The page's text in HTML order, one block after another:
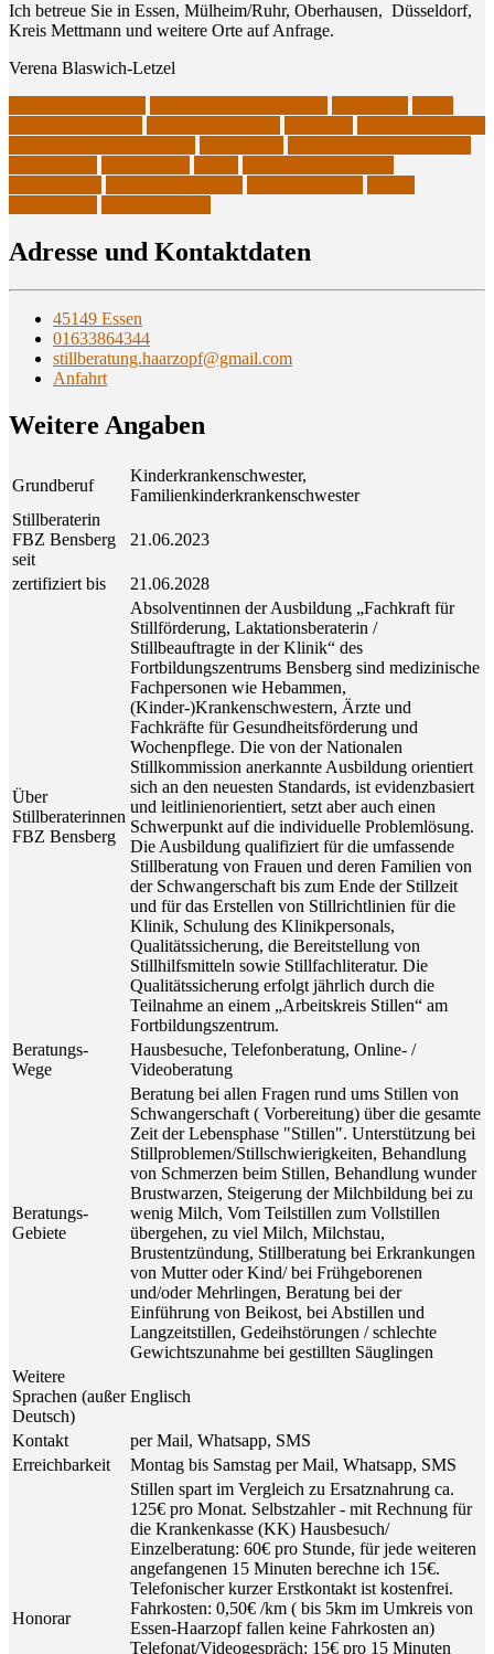
Ich betreue Sie in Essen, Mülheim/Ruhr, Ober­hau­sen, Düs­sel­dorf,
Kreis Mett­mann und wei­te­re Orte auf Anfrage.
Vere­na Blaswich-Letzel
Adres­se und Kontaktdaten
45149 Essen
01633864344
stillberatung.haarzopf@gmail.com
Anfahrt
Wei­te­re Angaben
Grundberuf
Kinderkrankenschwester,
Familienkinderkrankenschwester
Stillberaterin
FBZ Bensberg
seit
21.06.2023
zertifiziert bis 21.06.2028
Über
Stillberaterinnen
FBZ Bensberg
Absolventinnen der Ausbildung „Fachkraft für
Stillförderung, Laktationsberaterin /
Stillbeauftragte in der Klinik“ des
Fortbildungszentrums Bensberg sind medizinische
Fachpersonen wie Hebammen,
(Kinder-)Krankenschwestern, Ärzte und
Fachkräfte für Gesundheitsförderung und
Wochenpflege. Die von der Nationalen
Stillkommission anerkannte Ausbildung orientiert
sich an den neuesten Standards, ist evidenzbasiert
und leitlinienorientiert, setzt aber auch einen
Schwerpunkt auf die individuelle Problemlösung.
Die Ausbildung qualifiziert für die umfassende
Stillberatung von Frauen und deren Familien von
der Schwangerschaft bis zum Ende der Stillzeit
und für das Erstellen von Stillrichtlinien für die
Klinik, Schulung des Klinikpersonals,
Qualitätssicherung, die Bereitstellung von
Stillhilfsmitteln sowie Stillfachliteratur. Die
Qualitätssicherung erfolgt jährlich durch die
Teilnahme an einem „Arbeitskreis Stillen“ am
Fortbildungszentrum.
Beratungs-
Wege
Hausbesuche, Telefonberatung, Online- /
Videoberatung
Beratungs-
Gebiete
Beratung bei allen Fragen rund ums Stillen von
Schwangerschaft ( Vorbereitung) über die gesamte
Zeit der Lebensphase "Stillen". Unterstützung bei
Stillproblemen/Stillschwierigkeiten, Behandlung
von Schmerzen beim Stillen, Behandlung wunder
Brustwarzen, Steigerung der Milchbildung bei zu
wenig Milch, Vom Teilstillen zum Vollstillen
übergehen, zu viel Milch, Milchstau,
Brustentzündung, Stillberatung bei Erkrankungen
von Mutter oder Kind/ bei Frühgeborenen
und/oder Mehrlingen, Beratung bei der
Einführung von Beikost, bei Abstillen und
Langzeitstillen, Gedeihstörungen / schlechte
Gewichtszunahme bei gestillten Säuglingen
Weitere
Sprachen (außer
Deutsch)
Englisch
Kontakt
per Mail, Whatsapp, SMS
Erreichbarkeit
Montag bis Samstag per Mail, Whatsapp, SMS
Honorar
Stillen spart im Vergleich zu Ersatznahrung ca.
125€ pro Monat. Selbstzahler - mit Rechnung für
die Krankenkasse (KK) Hausbesuch/
Einzelberatung: 60€ pro Stunde, für jede weiteren
angefangenen 15 Minuten berechne ich 15€.
Telefonischer kurzer Erstkontakt ist kostenfrei.
Fahrkosten: 0,50€ /km ( bis 5km im Umkreis von
Essen-Haarzopf fallen keine Fahrkosten an)
Telefonat/Videogespräch: 15€ pro 15 Minuten